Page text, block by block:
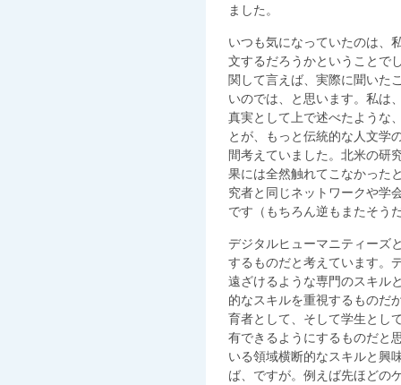
ました。
いつも気になっていたのは、
文するだろうかということで
関して言えば、実際に聞いた
いのでは、と思います。私は
真実として上で述べたような
とが、もっと伝統的な人文学
間考えていました。北米の研
果には全然触れてこなかった
究者と同じネットワークや学
です（もちろん逆もまたそう
デジタルヒューマニティーズ
するものだと考えています。
遠ざけるような専門のスキル
的なスキルを重視するものだ
育者として、そして学生とし
有できるようにするものだと
いる領域横断的なスキルと興
ば、ですが。例えば先ほどの